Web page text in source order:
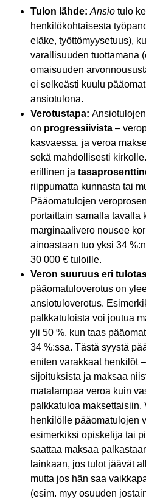
Tulon lähde: Ansio tulo
henkilökohtaisesta
eläke, työttömyysetuus),
varallisuuden tuottamana
omaisuuden
ei selkeästi kuulu
ansiotulona.
Verotustapa:
on progressiivista –
kasvaessa, ja veroa
sekä mahdollisesti
erillinen ja
riippumatta kunnasta tai
Pääomatulojen
portaittain samalla tavalla
marginaalivero nousee
ainoastaan tuo yksi 34
30 000 € tuloille.
Veron suuruus eri
pääomatuloverotus on
ansiotuloverotus.
palkkatuloista voi joutua
yli 50 %, kun taas
34 %:ssa. Tästä syystä
eniten varakkaat henkilöt
sijoituksista ja maksaa
matalampaa veroa kuin
palkkatuloa
henkilölle pääomatulojen
esimerkiksi opiskelija tai
saattaa maksaa
lainkaan, jos tulot jäävät
mutta jos hän saa
(esim. myy osuuden